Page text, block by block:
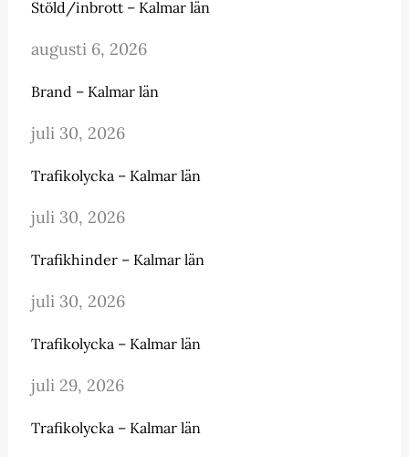
Stöld/inbrott – Kalmar län
augusti 6, 2026
Brand – Kalmar län
juli 30, 2026
Trafikolycka – Kalmar län
juli 30, 2026
Trafikhinder – Kalmar län
juli 30, 2026
Trafikolycka – Kalmar län
juli 29, 2026
Trafikolycka – Kalmar län